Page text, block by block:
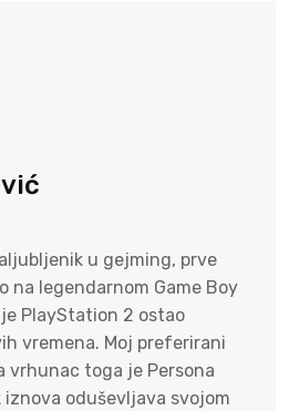
u gejming, prve
na legendarnom Game Boy
PlayStation 2 ostao
vremena. Moj preferirani
vrhunac toga je Persona
iznova oduševljava svojom